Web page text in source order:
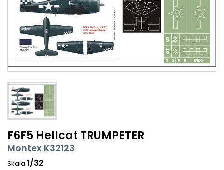
F6F5 Hellcat TRUMPETER
Montex K32123
Skala 1/32